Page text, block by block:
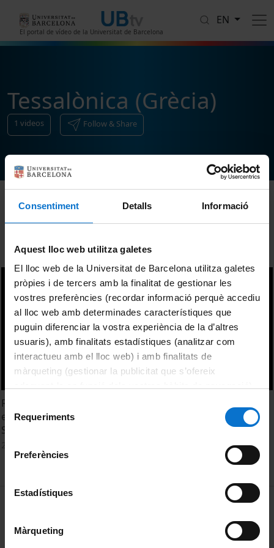
Consentiment Detalls Informació
Aquest lloc web utilitza galetes
El lloc web de la Universitat de Barcelona utilitza galetes
pròpies i de tercers amb la finalitat de gestionar les
vostres preferències (recordar informació perquè accediu
al lloc web amb determinades característiques que
puguin diferenciar la vostra experiència de la d’altres
usuaris), amb finalitats estadístiques (analitzar com
interactueu amb el lloc web) i amb finalitats de
màrqueting (gestionar la publicitat que s’ofereix
consultar laPolítica de galetes del lloc web de la
Selecció
de
consentiment
Requeriments
Preferències
Estadístiques
Màrqueting
El portal de vídeo de la Universitat de Barcelona
EN
Tessalònica (Grècia)
1 videos Follow & Share
Raw material sources of knapped stone tools from the
excavation of the prehistoric site at Toumba Thessaloniki.
Stamatia Karageorgiou
MENÚ PEU 1